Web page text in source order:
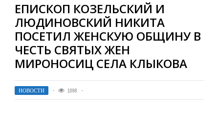
ЕПИСКОП КОЗЕЛЬСКИЙ И
ЛЮДИНОВСКИЙ НИКИТА
ПОСЕТИЛ ЖЕНСКУЮ ОБЩИНУ В
ЧЕСТЬ СВЯТЫХ ЖЕН
МИРОНОСИЦ СЕЛА КЛЫКОВА
НОВОСТИ 1098